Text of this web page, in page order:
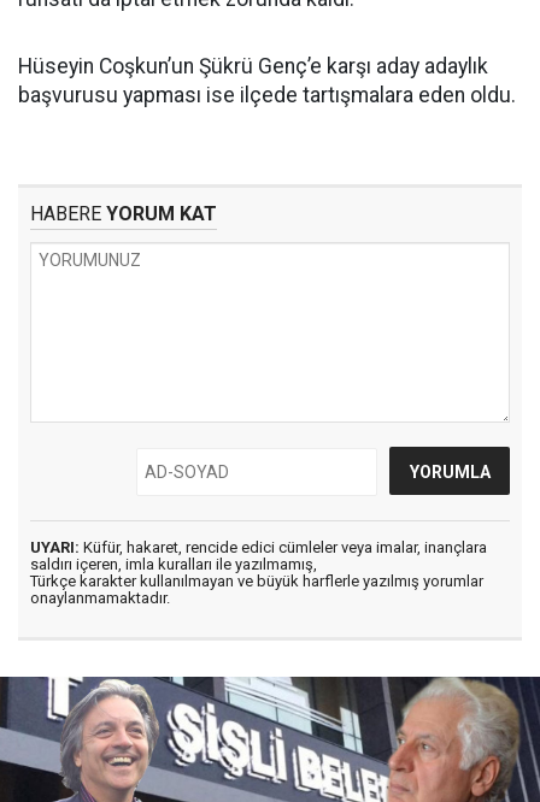
Hüseyin Coşkun’un Şükrü Genç’e karşı aday adaylık
başvurusu yapması ise ilçede tartışmalara eden oldu.
HABERE YORUM KAT
UYARI: Küfür, hakaret, rencide edici cümleler veya imalar, inançlara
saldırı içeren, imla kuralları ile yazılmamış,
Türkçe karakter kullanılmayan ve büyük harflerle yazılmış yorumlar
onaylanmamaktadır.